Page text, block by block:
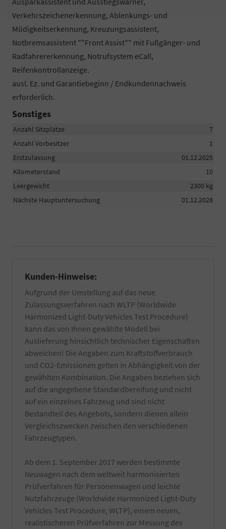
Verkehrszeichenerkennung, Ablenkungs- und
Müdigkeitserkennung, Kreuzungsassistent,
Notbremsassistent ""Front Assist"" mit Fußgänger- und
Radfahrererkennung, Notrufsystem eCall,
Reifenkontrollanzeige.
ausl. Ez. und Garantiebeginn / Endkundennachweis
erforderlich.
Sonstiges
Anzahl Sitzplätze
7
Anzahl Vorbesitzer
1
Erstzulassung
01.12.2025
Kilometerstand
10
Leergewicht
2300 kg
Nächste Hauptuntersuchung
01.12.2028
Kunden-Hinweise:
Aufgrund der Umstellung auf das neue
Zulassungsverfahren nach WLTP (Worldwide
Harmonized Light-Duty Vehicles Test Procedure)
kann das von Ihnen gewählte Modell bei
Auslieferung hinsichtlich technischer Eigenschaften
abweichen! Die Angaben zum Kraftstoffverbrauch
und CO2-Emissionen gelten in Abhängigkeit von der
gewählten Kombination. Die Angaben beziehen sich
auf die angegebene Standardbereifung und nicht
auf ein einzelnes Fahrzeug und sind nicht
Bestandteil des Angebots, sondern dienen allein
Vergleichszwecken zwischen den verschiedenen
Fahrzeugtypen.
Ab dem 1. September 2017 werden bestimmte
Neuwagen nach dem weltweit harmonisierten
Prüfverfahren für Personenwagen und leichte
Nutzfahrzeuge (Worldwide Harmonized Light-Duty
Vehicles Test Procedure, WLTP), einem neuen,
realistischeren Prüfverfahren zur Messung des